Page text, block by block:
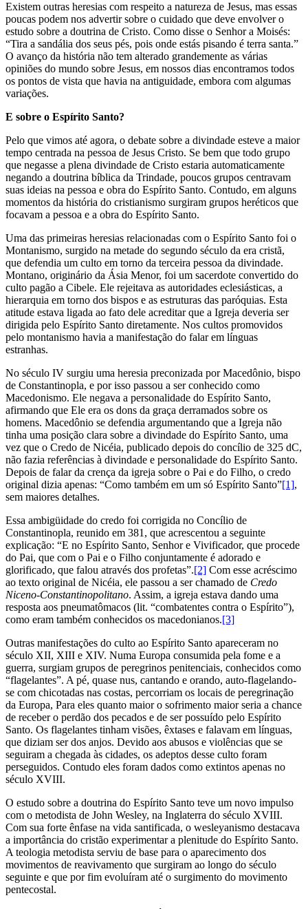
Existem outras heresias com respeito a natureza de Jesus, mas essas
poucas podem nos advertir sobre o cuidado que deve envolver o
estudo sobre a doutrina de Cristo. Como disse o Senhor a Moisés:
“Tira a sandália dos seus pés, pois onde estás pisando é terra santa.”
O avanço da história não tem alterado grandemente as várias
opiniões do mundo sobre Jesus, em nossos dias encontramos todos
os pontos de vista que havia na antiguidade, embora com algumas
variações.
E sobre o Espírito Santo?
Pelo que vimos até agora, o debate sobre a divindade esteve a maior
tempo centrada na pessoa de Jesus Cristo. Se bem que todo grupo
que negasse a plena divindade de Cristo estaria automaticamente
negando a doutrina bíblica da Trindade, poucos grupos centravam
suas ideias na pessoa e obra do Espírito Santo. Contudo, em alguns
momentos da história do cristianismo surgiram grupos heréticos que
focavam a pessoa e a obra do Espírito Santo.
Uma das primeiras heresias relacionadas com o Espírito Santo foi o
Montanismo, surgido na metade do segundo século da era cristã,
que defendia um culto em torno da terceira pessoa da divindade.
Montano, originário da Ásia Menor, foi um sacerdote convertido do
culto pagão a Cibele. Ele rejeitava as autoridades eclesiásticas, a
hierarquia em torno dos bispos e as estruturas das paróquias. Esta
atitude estava ligada ao fato dele acreditar que a Igreja deveria ser
dirigida pelo Espírito Santo diretamente. Nos cultos promovidos
pelo montanismo havia a manifestação do falar em línguas
estranhas.
No século IV surgiu uma heresia preconizada por Macedônio, bispo
de Constantinopla, e por isso passou a ser conhecido como
Macedonismo. Ele negava a personalidade do Espírito Santo,
afirmando que Ele era os dons da graça derramados sobre os
homens. Macedônio se defendia argumentando que a Igreja não
tinha uma posição clara sobre a divindade do Espírito Santo, uma
vez que o Credo de Nicéia, publicado depois do concílio de 325 dC,
não fazia referências à divindade e personalidade do Espírito Santo.
Depois de falar da crença da igreja sobre o Pai e do Filho, o credo
original dizia apenas: “Como também em um só Espírito Santo”[1],
sem maiores detalhes.
Essa ambigüidade do credo foi corrigida no Concílio de
Constantinopla, reunido em 381, que acrescentou a seguinte
explicação: “E no Espírito Santo, Senhor e Vivificador, que procede
do Pai, que com o Pai e o Filho conjuntamente é adorado e
glorificado, que falou através dos profetas”.[2] Com esse acréscimo
ao texto original de Nicéia, ele passou a ser chamado de Credo
Niceno-Constantinopolitano. Assim, a igreja estava dando uma
resposta aos pneumatômacos (lit. “combatentes contra o Espírito”),
como eram também conhecidos os macedonianos.[3]
Outras manifestações do culto ao Espírito Santo apareceram no
século XII, XIII e XIV. Numa Europa consumida pela fome e a
guerra, surgiam grupos de peregrinos penitenciais, conhecidos como
“flagelantes”. A pé, quase nus, cantando e orando, auto-flagelando-
se com chicotadas nas costas, percorriam os locais de peregrinação
da Europa, Para eles quanto maior o sofrimento maior seria a chance
de receber o perdão dos pecados e de ser possuído pelo Espírito
Santo. Os flagelantes tinham visões, êxtases e falavam em línguas,
que diziam ser dos anjos. Devido aos abusos e violências que se
seguiram a chegada às cidades, os adeptos desse culto foram
perseguidos. Contudo eles foram dados como extintos apenas no
século XVIII.
O estudo sobre a doutrina do Espírito Santo teve um novo impulso
com o metodista de John Wesley, na Inglaterra do século XVIII.
Com sua forte ênfase na vida santificada, o wesleyanismo destacava
a importância do cristão experimentar a plenitude do Espírito Santo.
A teologia metodista serviu de base para o aparecimento dos
movimentos de reavivamento que surgiram ao longo do século
seguinte e que por fim evoluíram até o surgimento do movimento
pentecostal.